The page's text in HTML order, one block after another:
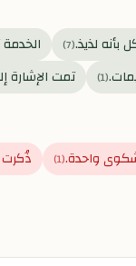
لذيذ.(
7
)
(
1
) تمت الإشارة
واحدة.(
1
) ذُكرت